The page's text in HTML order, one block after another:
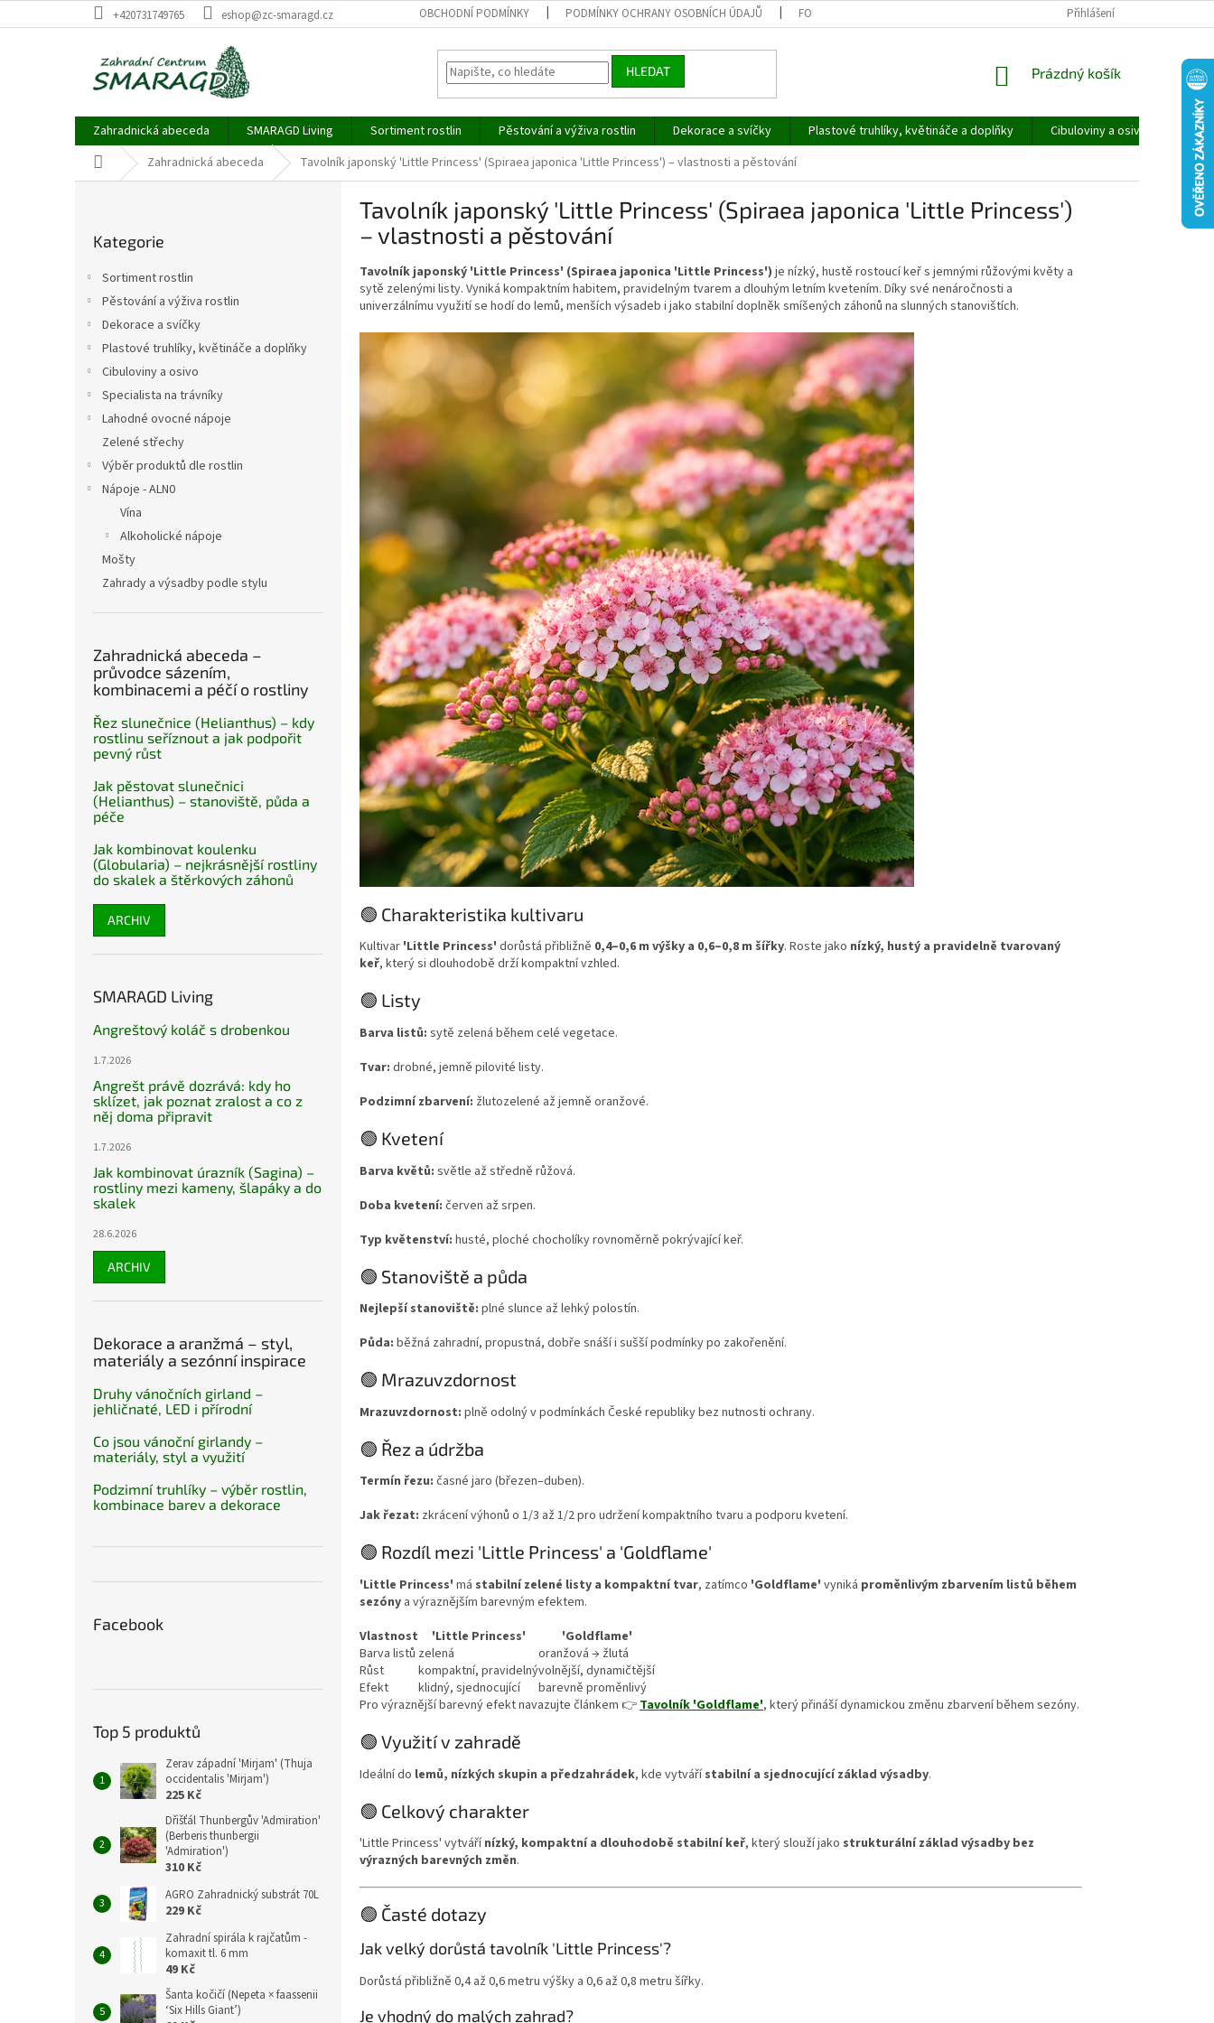
na
+420731749765 eshop@zc-smaragd.cz OBCHODNÍ PODMÍNKY PODMÍNKY OCHRANY OSOBNÍCH ÚDAJŮ FORMULÁŘ PRO UPLATNĚNÍ REKLAMACE REKLAMAČNÍ ŘÁD
Přihlášení
HLEDAT
NÁKUPNÍ
Prázdný košík
Zahradnická abeceda SMARAGD Living Sortiment rostlin Pěstování a výživa rostlin Dekorace a svíčky Plastové truhlíky, květináče a doplňky Cibuloviny a osivo
Domů Zahradnická abeceda Tavolník japonský 'Little Princess' (Spiraea japonica 'Little Princess') – vlastnosti a pěstování
kategorie
Kategorie
Sortiment rostlin
Pěstování a výživa rostlin
Dekorace a svíčky
Plastové truhlíky, květináče a doplňky
Cibuloviny a osivo
Specialista na trávníky
Lahodné ovocné nápoje
Zelené střechy
Výběr produktů dle rostlin
Nápoje - ALN0
Vína
Alkoholické nápoje
Mošty
Zahrady a výsadby podle stylu
Zahradnická abeceda –
průvodce sázením,
kombinacemi a péčí o rostliny
Řez slunečnice (Helianthus) – kdy
rostlinu seříznout a jak podpořit
pevný růst
Jak pěstovat slunečnici
(Helianthus) – stanoviště, půda a
péče
Jak kombinovat koulenku
(Globularia) – nejkrásnější rostliny
do skalek a štěrkových záhonů
ARCHIV
SMARAGD Living
Angreštový koláč s drobenkou
1.7.2026
Angrešt právě dozrává: kdy ho
sklízet, jak poznat zralost a co z
něj doma připravit
1.7.2026
Jak kombinovat úrazník (Sagina) –
rostliny mezi kameny, šlapáky a do
skalek
28.6.2026
ARCHIV
Dekorace a aranžmá – styl,
materiály a sezónní inspirace
Druhy vánočních girland –
jehličnaté, LED i přírodní
Co jsou vánoční girlandy –
materiály, styl a využití
Podzimní truhlíky – výběr rostlin,
kombinace barev a dekorace
Facebook
Top 5 produktů
Zerav západní 'Mirjam' (Thuja
occidentalis 'Mirjam')
225 Kč
Dřišťál Thunbergův 'Admiration'
(Berberis thunbergii
'Admiration')
310 Kč
AGRO Zahradnický substrát 70L
229 Kč
Zahradní spirála k rajčatům -
komaxit tl. 6 mm
49 Kč
Šanta kočičí (Nepeta × faassenii
‘Six Hills Giant’)
Tavolník japonský 'Little Princess' (Spiraea japonica 'Little Princess')
– vlastnosti a pěstování
Tavolník japonský 'Little Princess' (Spiraea japonica 'Little Princess') je nízký, hustě rostoucí keř s jemnými růžovými květy a
sytě zelenými listy. Vyniká kompaktním habitem, pravidelným tvarem a dlouhým letním kvetením. Díky své nenáročnosti a
univerzálnímu využití se hodí do lemů, menších výsadeb i jako stabilní doplněk smíšených záhonů na slunných stanovištích.
🟢 Charakteristika kultivaru
Kultivar 'Little Princess' dorůstá přibližně 0,4–0,6 m výšky a 0,6–0,8 m šířky. Roste jako nízký, hustý a pravidelně tvarovaný
keř, který si dlouhodobě drží kompaktní vzhled.
🟢 Listy
Barva listů: sytě zelená během celé vegetace.
Tvar: drobné, jemně pilovité listy.
Podzimní zbarvení: žlutozelené až jemně oranžové.
🟢 Kvetení
Barva květů: světle až středně růžová.
Doba kvetení: červen až srpen.
Typ květenství: husté, ploché chocholíky rovnoměrně pokrývající keř.
🟢 Stanoviště a půda
Nejlepší stanoviště: plné slunce až lehký polostín.
Půda: běžná zahradní, propustná, dobře snáší i sušší podmínky po zakořenění.
🟢 Mrazuvzdornost
Mrazuvzdornost: plně odolný v podmínkách České republiky bez nutnosti ochrany.
🟢 Řez a údržba
Termín řezu: časné jaro (březen–duben).
Jak řezat: zkrácení výhonů o 1/3 až 1/2 pro udržení kompaktního tvaru a podporu kvetení.
🟢 Rozdíl mezi 'Little Princess' a 'Goldflame'
'Little Princess' má stabilní zelené listy a kompaktní tvar, zatímco 'Goldflame' vyniká proměnlivým zbarvením listů během
sezóny a výraznějším barevným efektem.
Vlastnost
'Little Princess'
'Goldflame'
Barva listů zelená
oranžová → žlutá
Růst
kompaktní, pravidelnývolnější, dynamičtější
Efekt
klidný, sjednocující
barevně proměnlivý
Pro výraznější barevný efekt navazujte článkem 👉 Tavolník 'Goldflame', který přináší dynamickou změnu zbarvení během sezóny.
🟢 Využití v zahradě
Ideální do lemů, nízkých skupin a předzahrádek, kde vytvářístabilní a sjednocující základ výsadby.
🟢 Celkový charakter
'Little Princess' vytvářínízký, kompaktní a dlouhodobě stabilní keř, který slouží jako strukturální základ výsadby bez
výrazných barevných změn.
🟢 Časté dotazy
Jak velký dorůstá tavolník 'Little Princess'?
Dorůstá přibližně 0,4 až 0,6 metru výšky a 0,6 až 0,8 metru šířky.
Je vhodný do malých zahrad?